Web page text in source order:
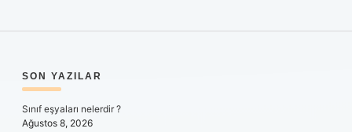
SIDEBAR
SON YAZILAR
Sınıf eşyaları nelerdir ?
Ağustos 8, 2026